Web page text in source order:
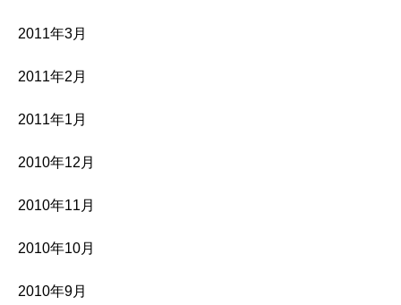
2011年3月
2011年2月
2011年1月
2010年12月
2010年11月
2010年10月
2010年9月